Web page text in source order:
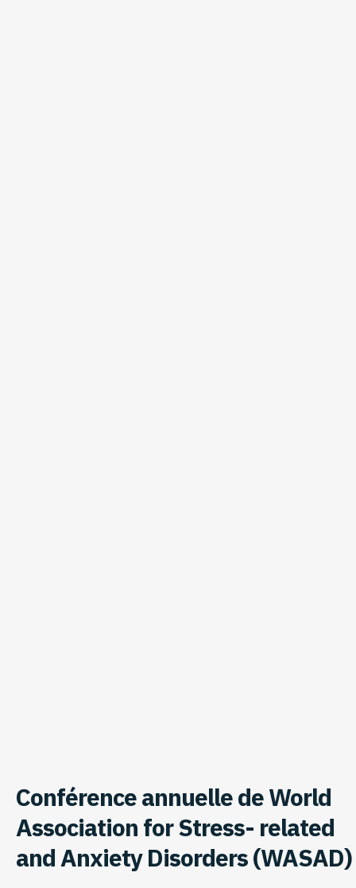
Conférence annuelle de World
Association for Stress- related
and Anxiety Disorders (WASAD)